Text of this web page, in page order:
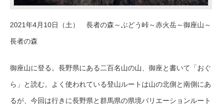
2021年4月10日（土） 長者の森～ぶどう峠～赤火岳～御座山～
長者の森
御座山に登る。長野県にある二百名山の山、御座と書いて「おぐ
ら」と読む。よく使われている登山ルートは山の北側と南側にあ
るが、今回は行きに長野県と群馬県の県境バリエーションルート